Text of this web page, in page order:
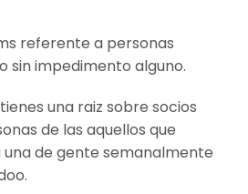
referente a personas
sin impedimento alguno.
una raiz sobre socios
de las aquellos que
de gente semanalmente